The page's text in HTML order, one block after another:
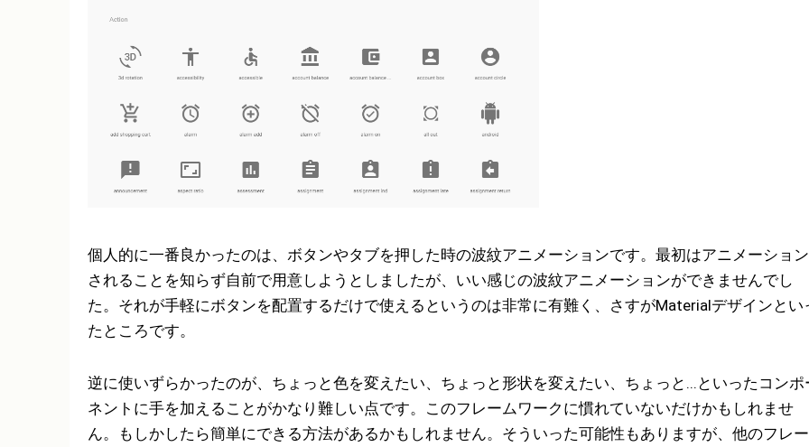
個人的に一番良かったのは、ボタンやタブを押した時の波紋アニメーションです。最初はアニメーション
されることを知らず自前で用意しようとしましたが、いい感じの波紋アニメーションができませんでし
た。それが手軽にボタンを配置するだけで使えるというのは非常に有難く、さすがMaterialデザインとい
たところです。
逆に使いずらかったのが、ちょっと色を変えたい、ちょっと形状を変えたい、ちょっと...といったコンポ
ネントに手を加えることがかなり難しい点です。このフレームワークに慣れていないだけかもしれませ
ん。もしかしたら簡単にできる方法があるかもしれません。そういった可能性もありますが、他のフレー